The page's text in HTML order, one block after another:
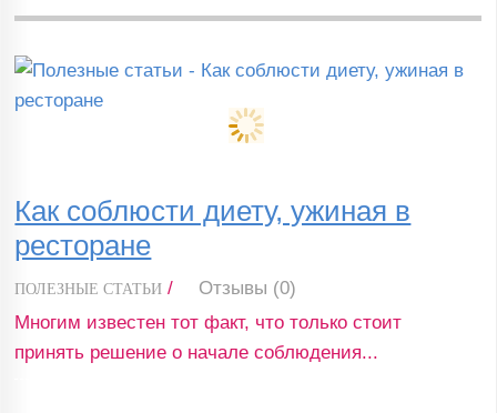
Как соблюсти диету, ужиная в
ресторане
ПОЛЕЗНЫЕ СТАТЬИ /
Отзывы (0)
Многим известен тот факт, что только стоит
принять решение о начале соблюдения...